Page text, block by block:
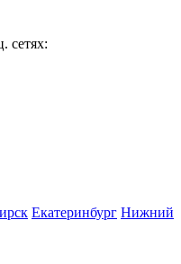
сетях:
Екатеринбург Нижний